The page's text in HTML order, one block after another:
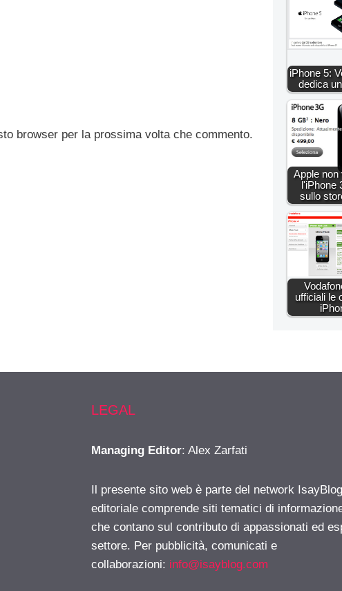
browser per la prossima volta che commento.
iPhone 5:
dedica
Apple non
l'iPhone
sullo
ufficiali le
LEGAL
Managing Editor: Alex Zarfati
Il presente sito web è parte del network
editoriale comprende siti tematici di
che contano sul contributo di appassionati ed
settore. Per pubblicità, comunicati e
collaborazioni: info@isayblog.com